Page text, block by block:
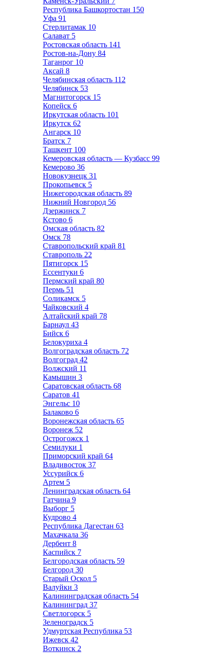
Республика Башкортостан 150
Уфа 91
Стерлитамак 10
Салават 5
Ростовская область 141
Ростов-на-Дону 84
Таганрог 10
Аксай 8
Челябинская область 112
Челябинск 53
Магнитогорск 15
Копейск 6
Иркутская область 101
Иркутск 62
Ангарск 10
Братск 7
Ташкент 100
Кемеровская область — Кузбасс 99
Кемерово 36
Новокузнецк 31
Прокопьевск 5
Нижегородская область 89
Нижний Новгород 56
Дзержинск 7
Кстово 6
Омская область 82
Омск 78
Ставропольский край 81
Ставрополь 22
Пятигорск 15
Ессентуки 6
Пермский край 80
Пермь 51
Соликамск 5
Чайковский 4
Алтайский край 78
Барнаул 43
Бийск 6
Белокуриха 4
Волгоградская область 72
Волгоград 42
Волжский 11
Камышин 3
Саратовская область 68
Саратов 41
Энгельс 10
Балаково 6
Воронежская область 65
Воронеж 52
Острогожск 1
Семилуки 1
Приморский край 64
Владивосток 37
Уссурийск 6
Артем 5
Ленинградская область 64
Гатчина 9
Выборг 5
Кудрово 4
Республика Дагестан 63
Махачкала 36
Дербент 8
Каспийск 7
Белгородская область 59
Белгород 30
Старый Оскол 5
Валуйки 3
Калининградская область 54
Калининград 37
Светлогорск 5
Зеленоградск 5
Удмуртская Республика 53
Ижевск 42
Воткинск 2